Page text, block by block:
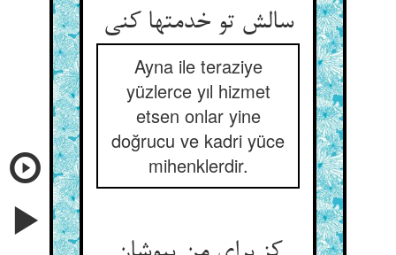
سالش تو خدمتها کنی‌‌
Ayna ile teraziye
yüzlerce yıl hizmet
etsen onlar yine
doğrucu ve kadri yüce
mihenklerdir.